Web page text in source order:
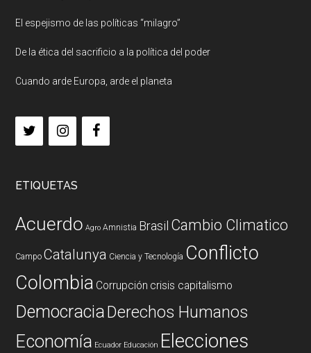
El espejismo de las políticas “milagro”
De la ética del sacrificio a la política del poder
Cuando arde Europa, arde el planeta
ETIQUETAS
Acuerdo Agro Amnistia Brasil Cambio Climatico
Campo Catalunya Ciencia y Tecnología Conflicto
Colombia Corrupción crisis capitalismo
DemocraciaDerechos Humanos
Economía Ecuador Educación Elecciones